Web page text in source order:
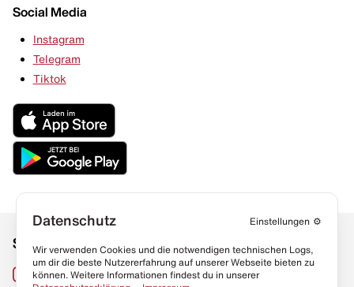
Social Media
Instagram
Telegram
Tiktok
Social Media
Instagram
Links
Sneaker Lexikon
Datenschutz Einstellungen ⚙️
Wir verwenden Cookies und die notwendigen technischen Logs,
um dir die beste Nutzererfahrung auf unserer Webseite bieten zu
können. Weitere Informationen findest du in unserer